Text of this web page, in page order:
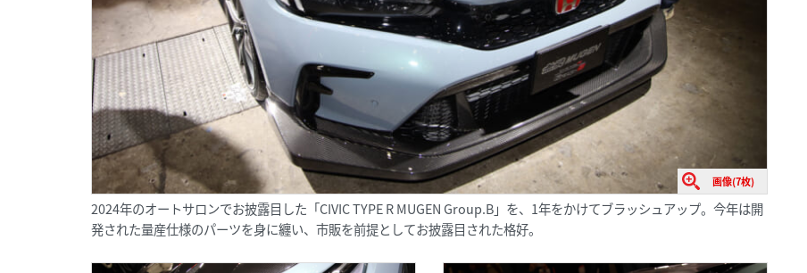
画像(7枚)
2024年のオートサロンでお披露目した「CIVIC TYPE R MUGEN Group.B」を、1年をかけてブラッシュアップ。今年は開
発された量産仕様のパーツを身に纏い、市販を前提としてお披露目された格好。